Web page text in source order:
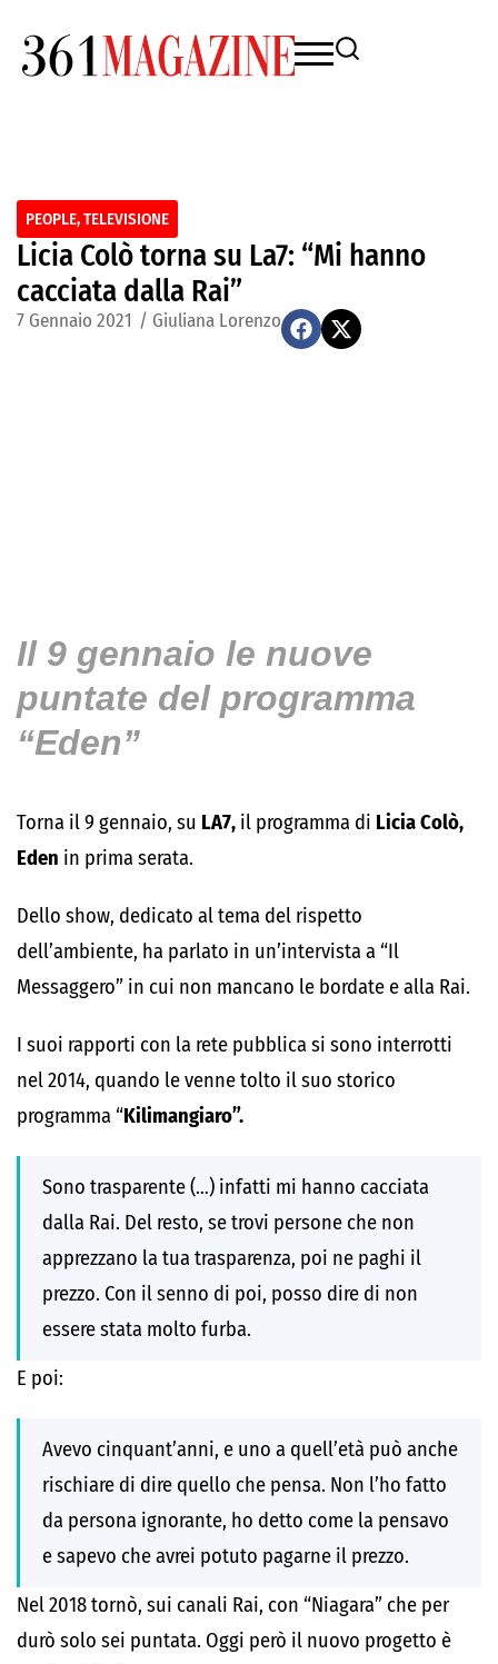
PEOPLE,TELEVISIONE
Licia Colò torna su La7: “Mi hanno
cacciata dalla Rai”
7 Gennaio 2021 / Giuliana Lorenzo
Il 9 gennaio le nuove
puntate del programma
“Eden”
Torna il 9 gennaio, su LA7, il programma di Licia Colò,
Eden in prima serata.
Dello show, dedicato al tema del rispetto
dell’ambiente, ha parlato in un’intervista a “Il
Messaggero” in cui non mancano le bordate e alla Rai.
I suoi rapporti con la rete pubblica si sono interrotti
nel 2014, quando le venne tolto il suo storico
programma “Kilimangiaro”.
Sono trasparente (…) infatti mi hanno cacciata
dalla Rai. Del resto, se trovi persone che non
apprezzano la tua trasparenza, poi ne paghi il
prezzo. Con il senno di poi, posso dire di non
essere stata molto furba.
E poi:
Avevo cinquant’anni, e uno a quell’età può anche
rischiare di dire quello che pensa. Non l’ho fatto
da persona ignorante, ho detto come la pensavo
e sapevo che avrei potuto pagarne il prezzo.
Nel 2018 tornò, sui canali Rai, con “Niagara” che per
durò solo sei puntata. Oggi però il nuovo progetto è